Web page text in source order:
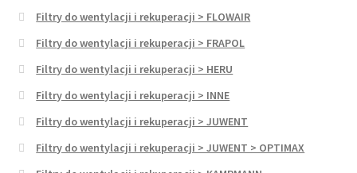
Filtry do wentylacji i rekuperacji > FLOWAIR
Filtry do wentylacji i rekuperacji > FRAPOL
Filtry do wentylacji i rekuperacji > HERU
Filtry do wentylacji i rekuperacji > INNE
Filtry do wentylacji i rekuperacji > JUWENT
Filtry do wentylacji i rekuperacji > JUWENT > OPTIMAX